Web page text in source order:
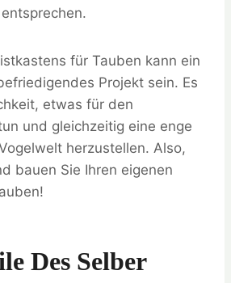
für Tauben kann ein
Projekt sein. Es
etwas für den
und gleichzeitig eine enge
herzustellen. Also,
bauen Sie Ihren eigenen
Des Selber